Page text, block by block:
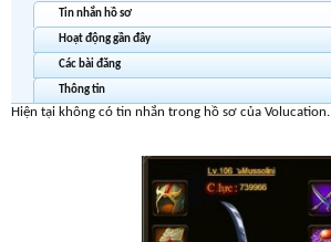
Tin nhắn hồ sơ
Hoạt động gần đây
Các bài đăng
Thông tin
Hiện tại không có tin nhắn trong hồ sơ của Volucation.